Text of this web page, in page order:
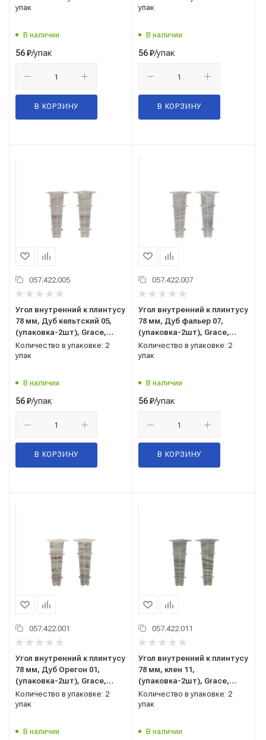
упак
В наличии
56₽/упак
В КОРЗИНУ
упак
В наличии
56₽/упак
В КОРЗИНУ
057.422.005
Угол внутренний к плинтусу
78 мм, Дуб кельтский 05,
(упаковка-2шт), Grace,
Cardinal
Количество в упаковке: 2
упак
В наличии
56₽/упак
В КОРЗИНУ
057.422.007
Угол внутренний к плинтусу
78 мм, Дуб фальер 07,
(упаковка-2шт), Grace,
Cardinal
Количество в упаковке: 2
упак
В наличии
56₽/упак
В КОРЗИНУ
057.422.001
Угол внутренний к плинтусу
78 мм, Дуб Орегон 01,
(упаковка-2шт), Grace,
Cardinal
Количество в упаковке: 2
упак
В наличии
057.422.011
Угол внутренний к плинтусу
78 мм, клен 11,
(упаковка-2шт), Grace,
Cardinal
Количество в упаковке: 2
упак
В наличии